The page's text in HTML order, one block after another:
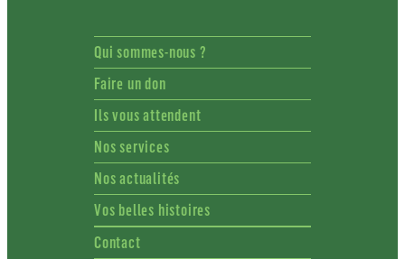
Qui sommes-nous ?
Faire un don
Ils vous attendent
Nos services
Nos actualités
Vos belles histoires
Contact